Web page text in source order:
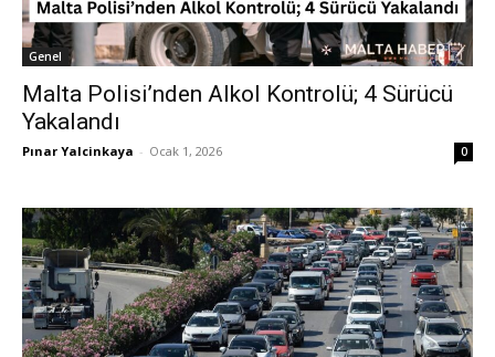
Genel
Malta Polisi’nden Alkol Kontrolü; 4 Sürücü
Yakalandı
Pınar Yalcinkaya - Ocak 1, 2026 0